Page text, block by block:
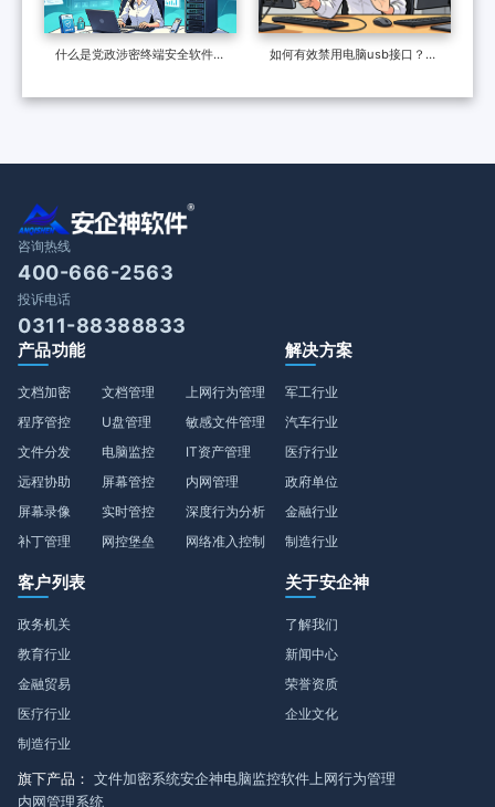
什么是党政涉密终端安全软件？
泄密功能
如何有效禁用电脑usb接口？推
贝泄密
咨询热线
400-666-2563
投诉电话
0311-88388833
产品功能
文档加密
程序管控
文件分发
远程协助
屏幕录像
补丁管理
文档管理
U盘管理
电脑监控
屏幕管控
实时管控
网控堡垒
上网行为管理
敏感文件管理
IT资产管理
内网管理
深度行为分析
网络准入控制
解决方案
军工行业
汽车行业
医疗行业
政府单位
金融行业
制造行业
客户列表
政务机关
教育行业
金融贸易
医疗行业
制造行业
关于安企神
了解我们
新闻中心
荣誉资质
企业文化
旗下产品： 文件加密系统安企神电脑监控软件 上网行为管理
内网管理系统